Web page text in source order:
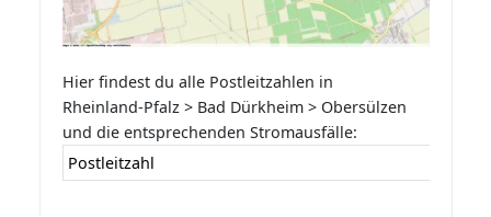
Hier findest du alle Postleitzahlen in
Rheinland-Pfalz > Bad Dürkheim > Obersülzen
und die entsprechenden Stromausfälle:
Postleitzahl